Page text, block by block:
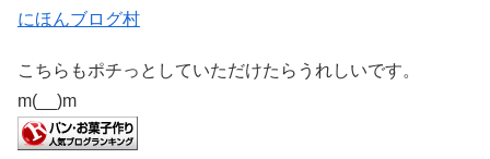
にほんブログ村
こちらもポチっとしていただけたらうれしいです。
m(__)m